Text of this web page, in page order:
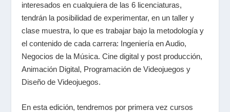
interesados en cualquiera de las 6 licenciaturas,
tendrán la posibilidad de experimentar, en un taller y
clase muestra, lo que es trabajar bajo la metodología y
el contenido de cada carrera: Ingeniería en Audio,
Negocios de la Música. Cine digital y post producción,
Animación Digital, Programación de Videojuegos y
Diseño de Videojuegos.
En esta edición, tendremos por primera vez cursos